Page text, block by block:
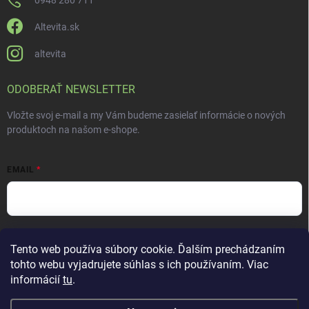
Tento web používa súbory cookie. Ďalším prechádzaním
tohto webu vyjadrujete súhlas s ich používaním. Viac
informácií tu.
Altevita.sk
altevita
ODOBERAŤ NEWSLETTER
Vložte svoj e-mail a my Vám budeme zasielať informácie o nových
produktoch na našom e-shope.
EMAIL
Prihlásiť sa